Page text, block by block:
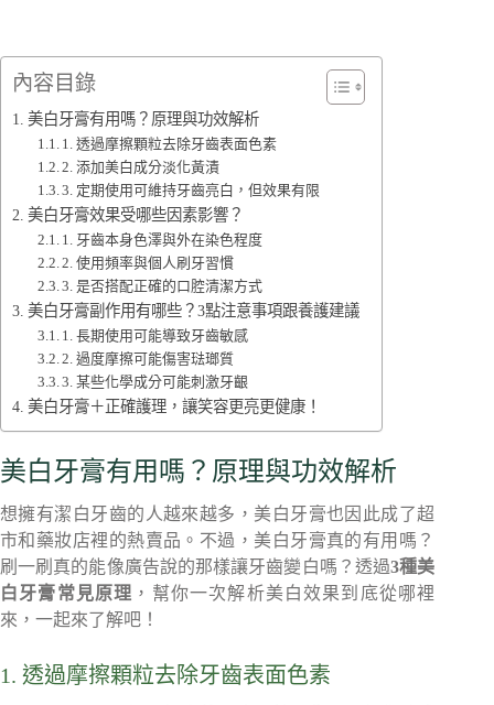
內容目錄
美白牙膏有用嗎？原理與功效解析
1. 透過摩擦顆粒去除牙齒表面色素
2. 添加美白成分淡化黃漬
3. 定期使用可維持牙齒亮白，但效果有限
美白牙膏效果受哪些因素影響？
1. 牙齒本身色澤與外在染色程度
2. 使用頻率與個人刷牙習慣
3. 是否搭配正確的口腔清潔方式
美白牙膏副作用有哪些？3點注意事項跟養護建議
1. 長期使用可能導致牙齒敏感
2. 過度摩擦可能傷害琺瑯質
3. 某些化學成分可能刺激牙齦
美白牙膏＋正確護理，讓笑容更亮更健康！
美白牙膏有用嗎？原理與功效解析
想擁有潔白牙齒的人越來越多，美白牙膏也因此成了超
市和藥妝店裡的熱賣品。不過，美白牙膏真的有用嗎？
刷一刷真的能像廣告說的那樣讓牙齒變白嗎？透過3種美
白牙膏常見原理 ，幫你一次解析美白效果到底從哪裡
來，一起來了解吧！
1. 透過摩擦顆粒去除牙齒表面色素